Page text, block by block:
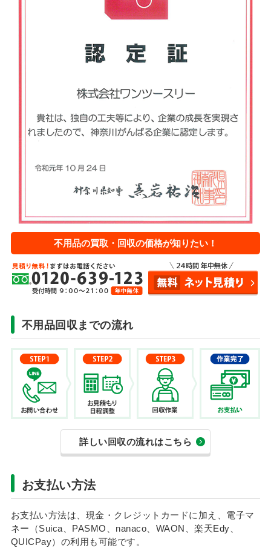
不用品の買取・回収の価格が知りたい！
不用品回収までの流れ
詳しい回収の流れはこちら
お支払い方法
お支払い方法は、現金・クレジットカードに加え、電子マ
ネー（Suica、PASMO、nanaco、WAON、楽天Edy、
QUICPay）の利用も可能です。